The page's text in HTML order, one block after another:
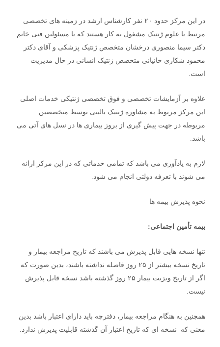
در این مرکز حدود ۲۰ نفر کارشناس ارشد در زمینه های تخصصی
مرتبط با علوم ژنتیک مشغول به کار هستند که با مسئولین فنی خانم
دکتر سیما منصوری درخشان متخصص ژنتیک پزشکی و آقای دکتر
محمود شکاری خانیانی متخصص ژنتیک انسانی در حال مدیریت
است.
علاوه بر آزمایشات تخصصی و فوق تخصصی ژنتیکی خدمات اصلی
این مرکز مربوط به مشاوره ژنتیک بالینی توسط متخصصین
مربوطه در جهت پیش گیری از بروز بیماری ها در نسل های آتی می
باشد.
لازم به یادآوری می باشد که تمامی خدماتی که در این مرکز ارائه
می شوند با تعرفه دولتی انجام می شود.
نحوه پذیرش بیمه ها
بیمه تأمین اجتماعی:
تنها نسخه هایی قابل پذیرش می باشند که تاریخ مراجعه بیمار و
تاریخ نسخه بیشتر از ۲۵ روز فاصله نداشته باشند، بدین صورت که
اگر از تاریخ ویزیت بیمار ۲۵ روز گذشته باشد نسخه قابل پذیرش
نیست.
همچنین به هنگام مراجعه بیمار، دفترچه باید دارای اعتبار باشد بدین
معنی که نسخه ای که تاریخ اعتبار آن گذشته قابلیت پدیرش ندارد.